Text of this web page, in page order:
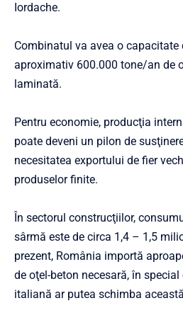
Iordache.
Combinatul va avea o capacitate
aproximativ 600.000 tone/an de
laminată.
Pentru economie, producţia
poate deveni un pilon de
necesitatea exportului de fier
produselor finite.
În sectorul construcţiilor,
sârmă este de circa 1,4 – 1,5
prezent, România importă
de oţel-beton necesară, în
italiană ar putea schimba